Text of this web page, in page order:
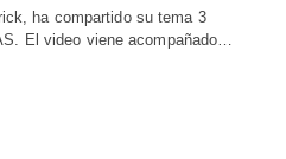
ha compartido su tema 3
El video viene acompañado…